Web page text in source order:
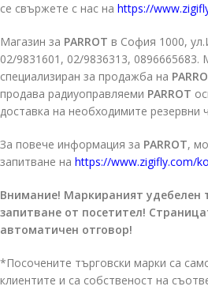
се свържете с нас на https://
Магазин за PARROT в София 1000,
02/9831601, 02/9836313, 0896665683.
специализиран за продажба на
продава радиуоправляеми PARROT
доставка на необходимите резервни
За повече информация за PARROT,
запитване на https://www.zigifly.com/
Внимание! Маркираният удебелен
запитване от посетител!
автоматичен отговор!
*Посочените търговски марки са
клиентите и са собственост на